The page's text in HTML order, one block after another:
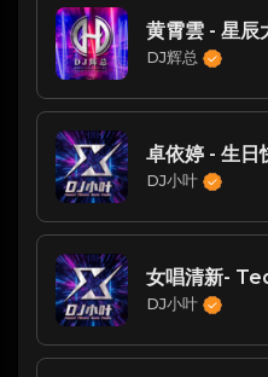
DJ辉总
DJ小叶
DJ小叶